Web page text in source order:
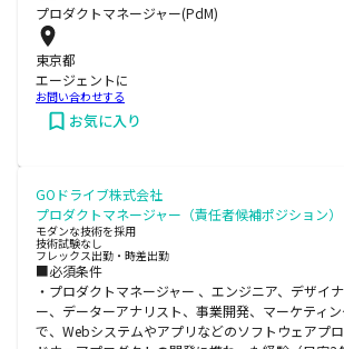
プロダクトマネージャー(PdM)
東京都
エージェントに
お問い合わせする
お気に入り
GOドライブ株式会社
プロダクトマネージャー（責任者候補ポジション）
モダンな技術を採用
技術試験なし
フレックス出勤・時差出勤
■必須条件
・プロダクトマネージャー 、エンジニア、デザイ
ー、データーアナリスト、事業開発、マーケティ
で、Webシステムやアプリなどのソフトウェアプ